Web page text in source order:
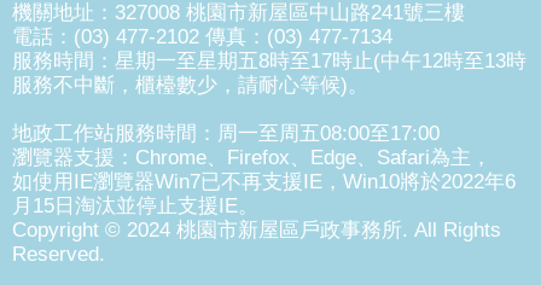
機關地址：327008 桃園市新屋區中山路241號三樓
電話：(03) 477-2102 傳真：(03) 477-7134
服務時間：星期一至星期五8時至17時止(中午12時至13時
服務不中斷，櫃檯數少，請耐心等候)。
地政工作站服務時間：周一至周五08:00至17:00
瀏覽器支援：Chrome、Firefox、Edge、Safari為主，
如使用IE瀏覽器Win7已不再支援IE，Win10將於2022年6
月15日淘汰並停止支援IE。
Copyright © 2024 桃園市新屋區戶政事務所. All Rights
Reserved.